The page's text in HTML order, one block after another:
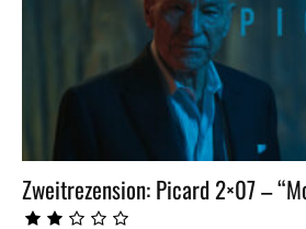
Zweitrezension: Picard 2×07 –